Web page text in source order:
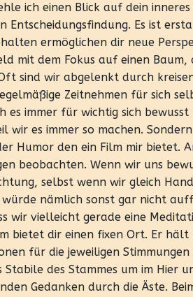
ich einen Blick auf dein
Es ist
ermöglichen dir neue
mit dem Fokus auf einen Baum,
sind wir abgelenkt durch
Zeitnehmen für sich
es immer für wichtig sich bewusst
wir es immer so machen.
Humor den ein Film mir bietet.
beobachten. Wenn wir uns
selbst wenn wir gleich
nämlich sonst gar nicht
wir vielleicht gerade eine
bietet dir einen fixen Ort. Er hält
für die jeweiligen Stimmungen
des Stammes um im Hier
Gedanken durch die Äste.